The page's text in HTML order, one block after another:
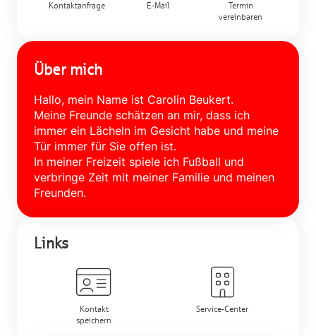
Kontaktanfrage E-Mail
Termin
vereinbaren
Über mich
Hallo, mein Name ist Carolin Beukert.
Meine Freunde schätzen an mir, dass ich
immer ein Lächeln im Gesicht habe und meine
Tür immer für Sie offen ist.
In meiner Freizeit spiele ich Fußball und
verbringe Zeit mit meiner Familie und meinen
Links
Kontakt
speichern
Service-Center